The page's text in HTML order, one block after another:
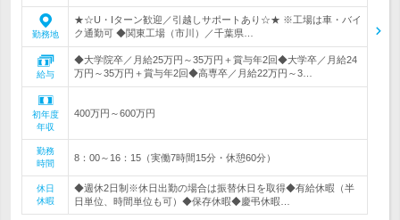
勤務地
★☆U・Iターン歓迎／引越しサポートあり☆★ ※工場は車・バイ
ク通勤可 ◆関東工場（市川）／千葉県…
給与
◆大学院卒／月給25万円～35万円＋賞与年2回◆大学卒／月給24
万円～35万円＋賞与年2回◆高専卒／月給22万円～3…
初年度
年収
400万円～600万円
勤務
時間
8：00～16：15（実働7時間15分・休憩60分）
休日
休暇
◆週休2日制※休日出勤の場合は振替休日を取得◆有給休暇（半
日単位、時間単位も可）◆保存休暇◆慶弔休暇…